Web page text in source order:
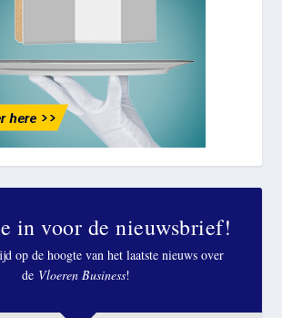
in voor de nieuwsbrief!
op de hoogte van het laatste nieuws over
de Vloeren Business!